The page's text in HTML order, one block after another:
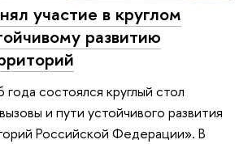
участие в круглом
развитию
состоялся круглый стол
и пути устойчивого развития
Российской Федерации». В